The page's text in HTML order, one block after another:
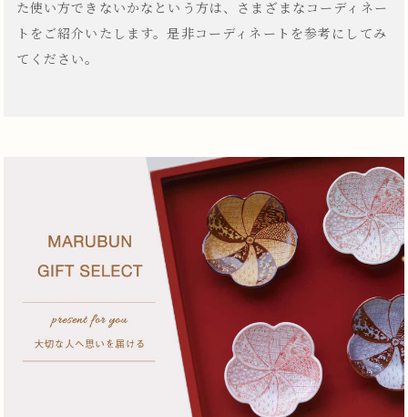
た使い方できないかなという方は、さまざまなコーディネー
トをご紹介いたします。是非コーディネートを参考にしてみ
てください。